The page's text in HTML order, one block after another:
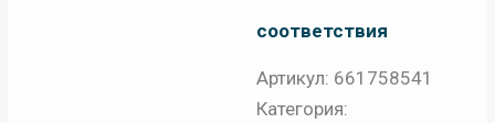
соответствия
Артикул: 661758541
Категория: